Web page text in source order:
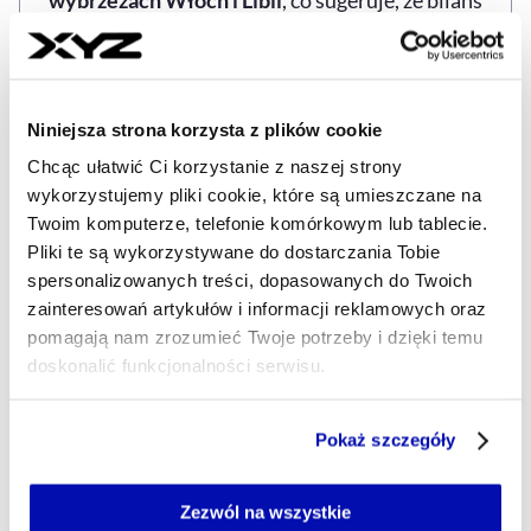
Niniejsza strona korzysta z plików cookie
Chcąc ułatwić Ci korzystanie z naszej strony
wykorzystujemy pliki cookie, które są umieszczane na
Twoim komputerze, telefonie komórkowym lub tablecie.
Pliki te są wykorzystywane do dostarczania Tobie
spersonalizowanych treści, dopasowanych do Twoich
zainteresowań artykułów i informacji reklamowych oraz
pomagają nam zrozumieć Twoje potrzeby i dzięki temu
doskonalić funkcjonalności serwisu.
Jeżeli nie wyrażasz zgody na zapisywanie plików cookie,
możesz łatwo zarządzać swoimi uprawnieniami, np. we
Pokaż szczegóły
Zezwól na wszystkie
ofiar może być znacząco zaniżony.
IOM wskazuje, że
utrzymująca się wysoka
liczba ofiar dowodzi potrzeby tworzenia
bezpiecznych i legalnych dróg migracjioraz
wzmocnienia mechanizmów ochrony
migrantów. Organizacja ocenia, że śmierć
tysięcy osób nie jest nieunikniona.
Zgony migrantów nie są nieuchronne. To
Amy Pope. Według IOM
tylko skoordynowane działania państw i
odpowiednie finansowanie pomocy